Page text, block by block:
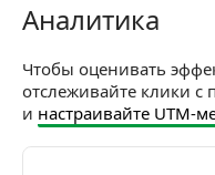
Аналитика
Аналитика
Чтобы оценивать
отслеживайте клики
и настраивайте UTM-